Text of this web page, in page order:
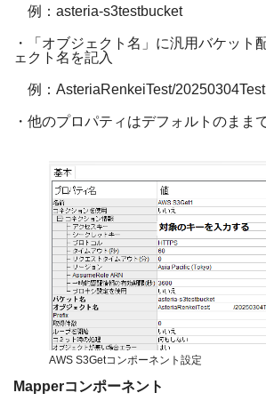
例： asteria-s3testbucket
・「オブジェクト名」に汎用バケット
ェクト名を記入
例： AsteriaRenkeiTest/
・他のプロパティはデフォルトのまま
AWS S3Getコンポーネント設定
Mapperコンポーネント